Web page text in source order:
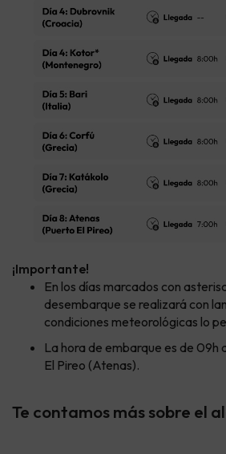
¡Importante!
En los días marcados con
desembarque se realizará con
condiciones meteorológicas lo
La hora de embarque es de 09h
El Pireo (Atenas).
Te contamos más sobre el